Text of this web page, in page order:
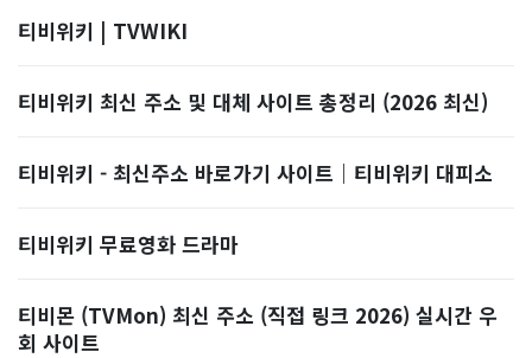
티비위키 | TVWIKI
티비위키 최신 주소 및 대체 사이트 총정리 (2026 최신)
티비위키 - 최신주소 바로가기 사이트｜티비위키 대피소
티비위키 무료영화 드라마
티비몬 (TVMon) 최신 주소 (직접 링크 2026) 실시간 우
회 사이트